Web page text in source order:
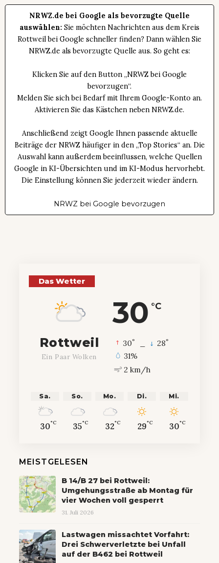
NRWZ.de bei Google als bevorzugte Quelle
auswählen: Sie möchten Nachrichten aus dem Kreis
Rottweil bei Google schneller finden? Dann wählen Sie
NRWZ.de als bevorzugte Quelle aus. So geht es:
Klicken Sie auf den Button „NRWZ bei Google
bevorzugen“.
Melden Sie sich bei Bedarf mit Ihrem Google-Konto an.
Aktivieren Sie das Kästchen neben NRWZ.de.
Anschließend zeigt Google Ihnen passende aktuelle
Beiträge der NRWZ häufiger in den „Top Stories“ an. Die
Auswahl kann außerdem beeinflussen, welche Quellen
Google in KI-Übersichten und im KI-Modus hervorhebt.
Die Einstellung können Sie jederzeit wieder ändern.
NRWZ bei Google bevorzugen
Das Wetter
30 °C
Rottweil
Ein Paar Wolken
30° 28°
31%
2 km/h
Sa.
30°C
So.
35°C
Mo.
32°C
Di.
29°C
Mi.
30°C
MEISTGELESEN
B 14/B 27 bei Rottweil:
Umgehungsstraße ab Montag für
vier Wochen voll gesperrt
31. Juli 2026
Lastwagen missachtet Vorfahrt:
Drei Schwerverletzte bei Unfall
auf der B462 bei Rottweil